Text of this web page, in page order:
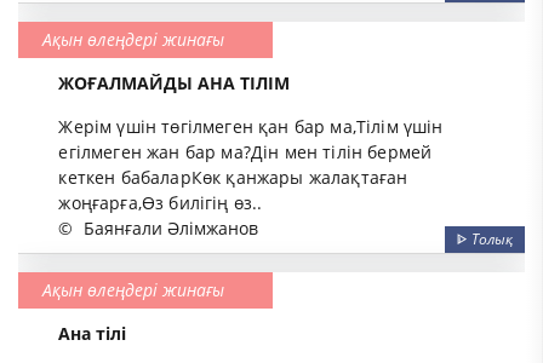
Ақын өлеңдері жинағы
ЖОҒАЛМАЙДЫ АНА ТІЛІМ
Жерім үшін төгілмеген қан бар ма,Тілім үшін
егілмеген жан бар ма?Дін мен тілін бермей
кеткен бабаларКөк қанжары жалақтаған
жоңғарға,Өз билігің өз..
© Баянғали Әлімжанов ᐈ Толық
Ақын өлеңдері жинағы
Ана тілі